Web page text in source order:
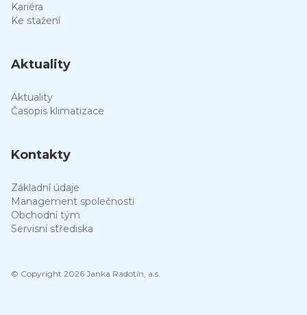
Kariéra
Ke stažení
Aktuality
Aktuality
Časopis klimatizace
Kontakty
Základní údaje
Management společnosti
Obchodní tým
Servisní střediska
© Copyright 2026 Janka Radotín, a.s.